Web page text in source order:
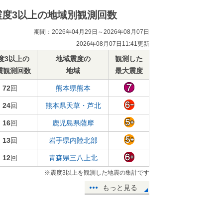
度3以上の地域別観測回数
期間：2026年04月29日～2026年08月07日
2026年08月07日11:41更新
3以上の
観測回数
地域震度の
地域
観測した
最大震度
72回 熊本県熊本
24回 熊本県天草・芦北
16回 鹿児島県薩摩
13回 岩手県内陸北部
12回 青森県三八上北
※震度3以上を観測した地震の集計です
もっと見る